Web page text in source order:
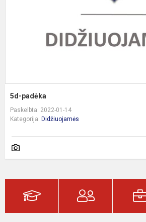
5d-padėka
Paskelbta: 2022-01-14
Kategorija: Didžiuojamės